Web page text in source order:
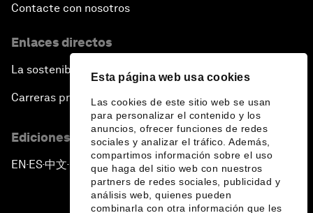
Esta página web usa cookies
Las cookies de este sitio web se usan
para personalizar el contenido y los
anuncios, ofrecer funciones de redes
sociales y analizar el tráfico. Además,
compartimos información sobre el uso
que haga del sitio web con nuestros
partners de redes sociales, publicidad y
análisis web, quienes pueden
combinarla con otra información que les
Contacte con nosotros
Enlaces directos
La sostenibilidad en el Foro
Carreras profesionales
Ediciones en otros idiomas
EN ▪ES▪中文▪ 日本語